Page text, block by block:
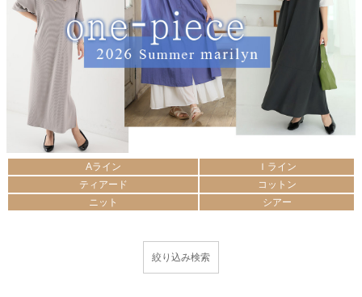
Aライン
Ｉライン
ティアード
コットン
ニット
シアー